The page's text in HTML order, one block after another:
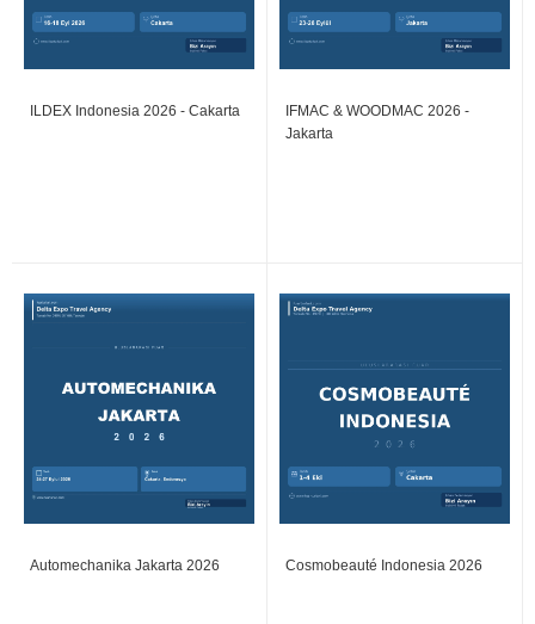
ILDEX Indonesia 2026 - Cakarta
IFMAC & WOODMAC 2026 -
Jakarta
Automechanika Jakarta 2026 Cosmobeauté Indonesia 2026